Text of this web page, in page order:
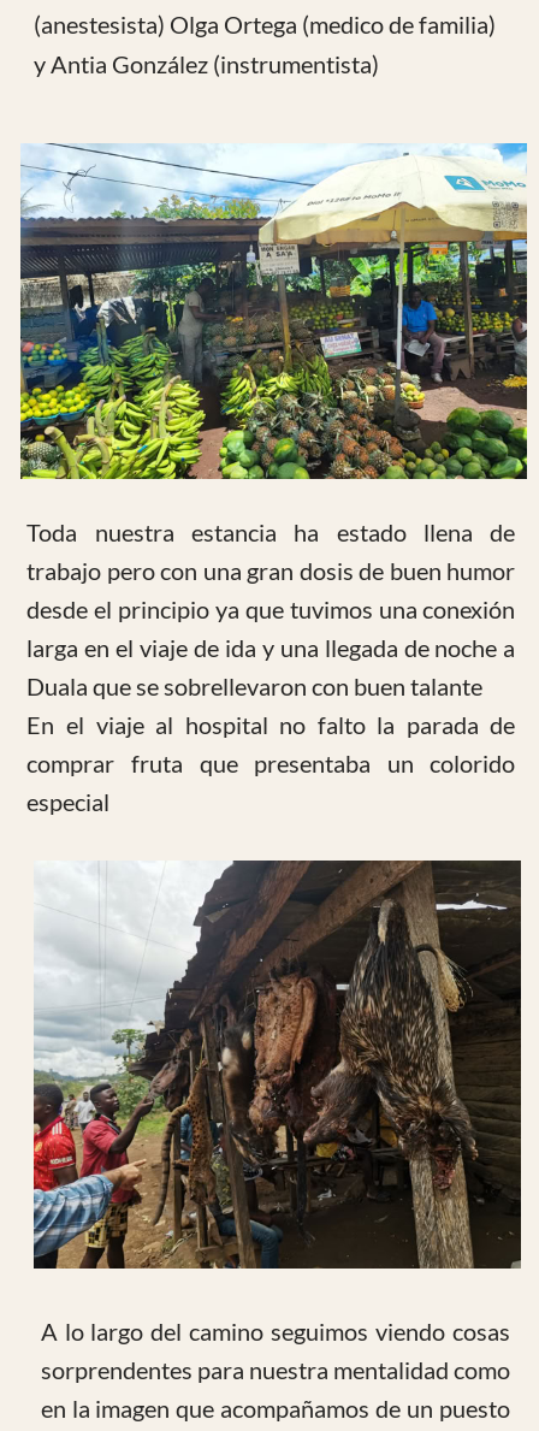
Toda nuestra estancia ha estado llena de
desde el principio ya que tuvimos una conexión
En el viaje al hospital no falto la parada de
comprar fruta que presentaba un colorido
especial
A lo largo del camino seguimos viendo cosas
sorprendentes para nuestra mentalidad como
en la imagen que acompañamos de un puesto
armadillos etc.
La actividad del hospital ha sido intensa. En
esta ocasión hemos tenido mucha cirugía y
muchas consultas.
Eso ha llenado las camas por lo que los pasos
de visita han sido un poco más lentos y ha
generado mucha curiosidad del personal que
nos miraba por las ventanas